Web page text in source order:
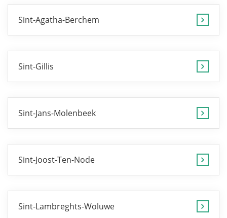
Sint-Agatha-Berchem
Sint-Gillis
Sint-Jans-Molenbeek
Sint-Joost-Ten-Node
Sint-Lambreghts-Woluwe